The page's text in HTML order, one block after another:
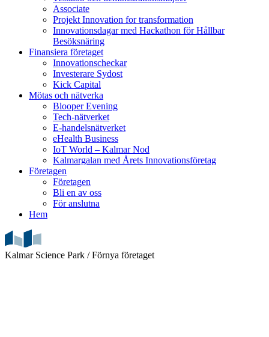
Associate
Projekt Innovation for transformation
Innovationsdagar med Hackathon för Hållbar
Besöksnäring
Finansiera företaget
Innovationscheckar
Investerare Sydost
Kick Capital
Mötas och nätverka
Blooper Evening
Tech-nätverket
E-handelsnätverket
eHealth Business
IoT World – Kalmar Nod
Kalmargalan med Årets Innovationsföretag
Företagen
Företagen
Bli en av oss
För anslutna
Hem
Kalmar Science Park /Förnya företaget